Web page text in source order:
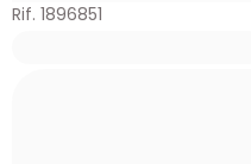
Rif. 1896851